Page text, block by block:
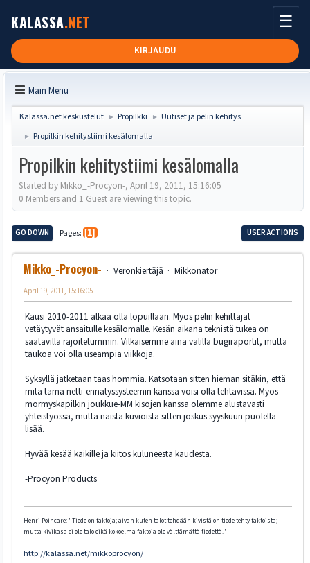
KALASSA.NET
KIRJAUDU
☰
Main Menu
Kalassa.net keskustelut ► Propilkki ► Uutiset ja pelin kehitys
► Propilkin kehitystiimi kesälomalla
Propilkin kehitystiimi kesälomalla
Started by Mikko_-Procyon-, April 19, 2011, 15:16:05
0 Members and 1 Guest are viewing this topic.
GO DOWN Pages 1 USER ACTIONS
Mikko_-Procyon- Veronkiertäjä Mikkonator
April 19, 2011, 15:16:05
Kausi 2010-2011 alkaa olla lopuillaan. Myös pelin kehittäjät
vetäytyvät ansaitulle kesälomalle. Kesän aikana teknistä tukea on
saatavilla rajoitetummin. Vilkaisemme aina välillä bugiraportit, mutta
taukoa voi olla useampia viikkoja.
Syksyllä jatketaan taas hommia. Katsotaan sitten hieman sitäkin, että
mitä tämä netti-ennätyssysteemin kanssa voisi olla tehtävissä. Myös
mormyskapilkin joukkue-MM kisojen kanssa olemme alustavasti
yhteistyössä, mutta näistä kuvioista sitten joskus syyskuun puolella
lisää.
Hyvää kesää kaikille ja kiitos kuluneesta kaudesta.
-Procyon Products
Henri Poincare: "Tiede on faktoja; aivan kuten talot tehdään kivistä on tiede tehty faktoista;
mutta kivikasa ei ole talo eikä kokoelma faktoja ole välttämättä tiedettä."
http://kalassa.net/mikkoprocyon/